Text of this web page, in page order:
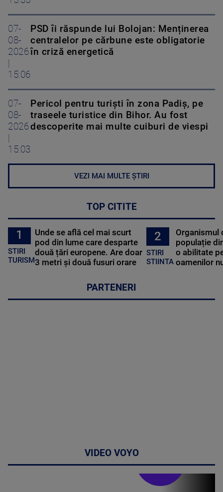
07-
08-
2026
|
15:06
PSD îi răspunde lui Bolojan: Menținerea
centralelor pe cărbune este obligatorie
în criză energetică
07-
08-
2026
|
15:03
Pericol pentru turiști în zona Padiș, pe
traseele turistice din Bihor. Au fost
descoperite mai multe cuiburi de viespi
VEZI MAI MULTE ȘTIRI
TOP CITITE
1
STIRI
TURISM
Unde se află cel mai scurt
pod din lume care desparte
două țări europene. Are doar
3 metri și două fusuri orare
2
STIRI
STIINTA
Organismul
populație
o abilitate
oamenilor
PARTENERI
VIDEO VOYO